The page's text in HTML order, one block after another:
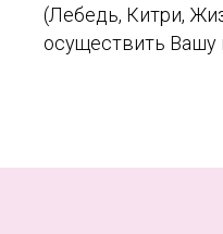
(Лебедь, Китри,
осуществить Вашу